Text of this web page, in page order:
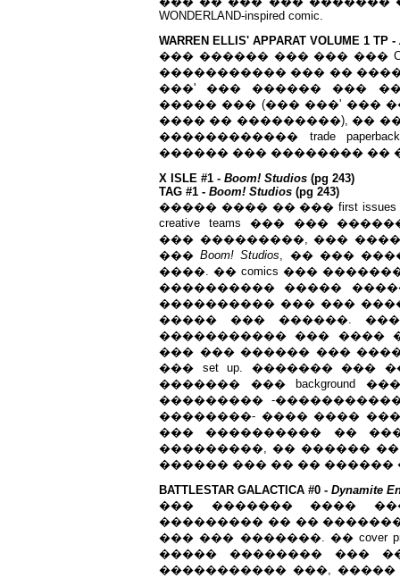
WONDERLAND-inspired comic.
WARREN ELLIS' APPARAT VOLUME 1 TP -
��� ������ ��� ��� ���
����������� ��� ��
���' ��� ������ ���
����� ��� (��� ���' ���
���� �� ���������), ��
������������ trade
������ ��� �������� ��
X ISLE #1 - Boom! Studios (pg 243)
TAG #1 - Boom! Studios (pg 243)
����� ���� �� ��� first
creative teams ��� ���
��� ���������, ���
���Boom! Studios, �� ���
����. �� comics ���
���������� �����
���������� ��� ���
����� ��� ������.
����������� ��� ����
��� ��� ������ ��� ����
��� set up. ������� ���
������� ��� background
��������� -
��������- ���� ����
��� ���������� ��
���������, �� ������
������ ��� �� ��
BATTLESTAR GALACTICA #0 - Dynamite
��� ������� ����
��������� �� ��
��� ��� �������. �� cover price
����� �������� ���
����������� ���,